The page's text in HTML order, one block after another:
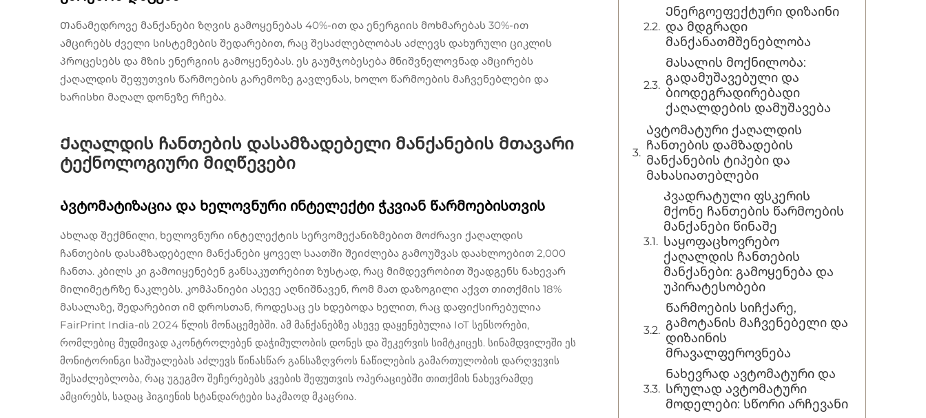
Თანამედროვე მანქანები ზღვის გამოყენებას 40%-ით და ენერგიის მოხმარებას 30%-ით
ამცირებს ძველი სისტემების შედარებით, რაც შესაძლებლობას აძლევს დახურული ციკლის
პროცესებს და მზის ენერგიის გამოყენებას. ეს გაუმჯობესება მნიშვნელოვნად ამცირებს
ქაღალდის შეფუთვის წარმოების გარემოზე გავლენას, ხოლო წარმოების მაჩვენებლები და
ხარისხი მაღალ დონეზე რჩება.
Ქაღალდის ჩანთების დასამზადებელი მანქანების მთავარი
ტექნოლოგიური მიღწევები
Ავტომატიზაცია და ხელოვნური ინტელექტი ჭკვიან წარმოებისთვის
Ახლად შექმნილი, ხელოვნური ინტელექტის სერვომექანიზმებით მოძრავი ქაღალდის
ჩანთების დასამზადებელი მანქანები ყოველ საათში შეიძლება გამოუშვას დაახლოებით 2,000
ჩანთა. კბილს კი გამოიყენებენ განსაკუთრებით ზუსტად, რაც მიმდევრობით შეადგენს ნახევარ
მილიმეტრზე ნაკლებს. კომპანიები ასევე აღნიშნავენ, რომ მათ დაზოგილი აქვთ თითქმის 18%
მასალაზე, შედარებით იმ დროსთან, როდესაც ეს ხდებოდა ხელით, რაც დაფიქსირებულია
FairPrint India-ის 2024 წლის მონაცემებში. ამ მანქანებზე ასევე დაყენებულია IoT სენსორები,
რომლებიც მუდმივად აკონტროლებენ დაჭიმულობის დონეს და შეკერვის სიმტკიცეს. სინამდვილეში ეს
მონიტორინგი საშუალებას აძლევს წინასწარ განსაზღვროს ნაწილების გამართულობის დარღვევის
შესაძლებლობა, რაც უგეგმო შეჩერებებს კვების შეფუთვის ოპერაციებში თითქმის ნახევრამდე
ამცირებს, სადაც ჰიგიენის სტანდარტები საკმაოდ მკაცრია.
Ენერგოეფექტური დიზაინი
და მდგრადი
მანქანათმშენებლობა
Მასალის მოქნილობა:
გადამუშავებული და
ბიოდეგრადირებადი
ქაღალდების დამუშავება
Ავტომატური ქაღალდის
ჩანთების დამზადების
მანქანების ტიპები და
მახასიათებლები
Კვადრატული ფსკერის
მქონე ჩანთების წარმოების
მანქანები წინაშე
საყოფაცხოვრებო
ქაღალდის ჩანთების
მანქანები: გამოყენება და
უპირატესობები
Წარმოების სიჩქარე,
გამოტანის მაჩვენებელი და
დიზაინის
მრავალფეროვნება
Ნახევრად ავტომატური და
სრულად ავტომატური
მოდელები: სწორი არჩევანი